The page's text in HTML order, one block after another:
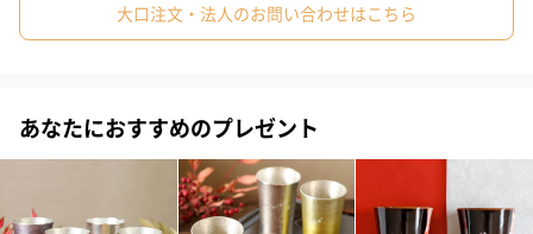
Red、Blue、Yellowの3カラーをご用意しています。
お名前や誕生日などをプリントして世界にひとつだけの
Sotto缶に
大口注文・法人のお問い合わせはこちら
あなたにおすすめのプレゼント